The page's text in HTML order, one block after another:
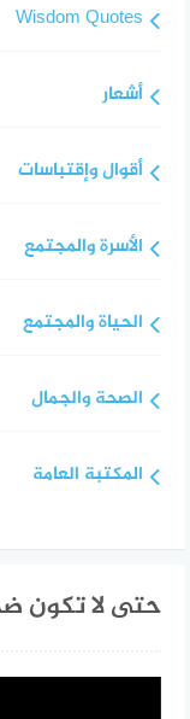
Wisdom Quotes
أشعار
أقوال وإقتباسات
الأسرة والمجتمع
الحياة والمجتمع
الصحة والجمال
المكتبة العامة
حتى لا تكون